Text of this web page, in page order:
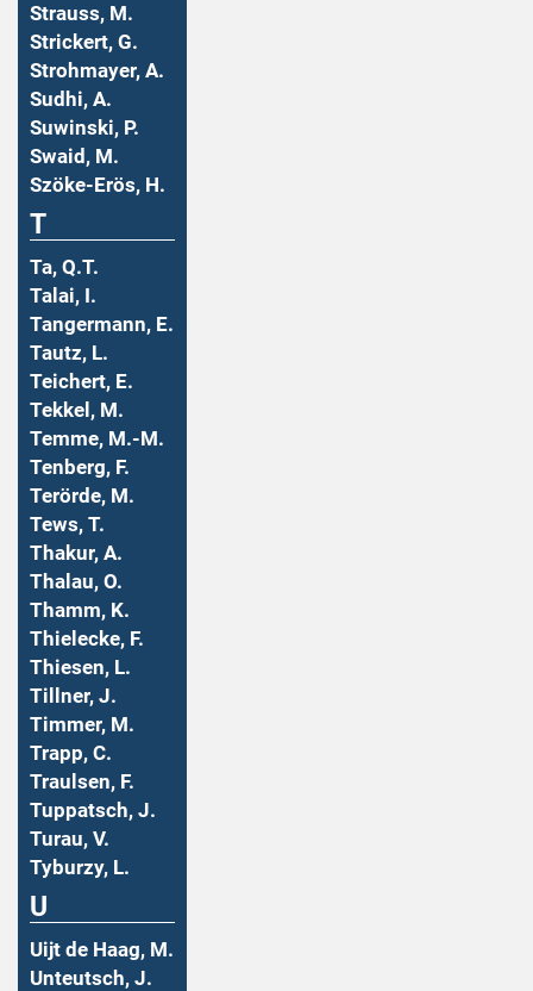
Strauss, M.
Strickert, G.
Strohmayer, A.
Sudhi, A.
Suwinski, P.
Swaid, M.
Szöke-Erös, H.
T
Ta, Q.T.
Talai, I.
Tangermann, E.
Tautz, L.
Teichert, E.
Tekkel, M.
Temme, M.-M.
Tenberg, F.
Terörde, M.
Tews, T.
Thakur, A.
Thalau, O.
Thamm, K.
Thielecke, F.
Thiesen, L.
Tillner, J.
Timmer, M.
Trapp, C.
Traulsen, F.
Tuppatsch, J.
Turau, V.
Tyburzy, L.
U
Uijt de Haag, M.
Unteutsch, J.